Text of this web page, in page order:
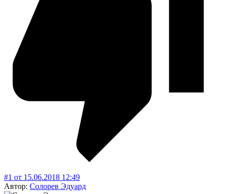
#1 от 15.06.2018 12:49
Автор: Солорев Эдуард